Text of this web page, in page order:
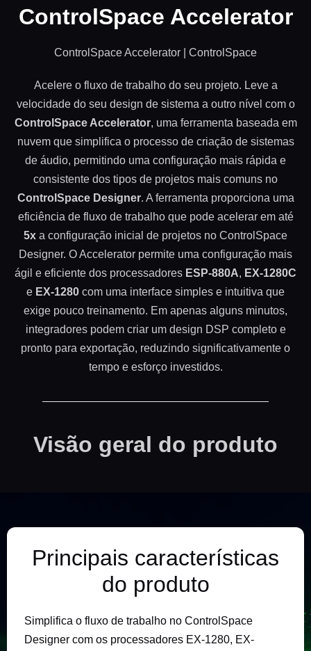
ControlSpace Accelerator
ControlSpace Accelerator | ControlSpace
Acelere o fluxo de trabalho do seu projeto. Leve a
velocidade do seu design de sistema a outro nível com o
ControlSpace Accelerator, uma ferramenta baseada em
nuvem que simplifica o processo de criação de sistemas
de áudio, permitindo uma configuração mais rápida e
consistente dos tipos de projetos mais comuns no
ControlSpace Designer. A ferramenta proporciona uma
eficiência de fluxo de trabalho que pode acelerar em até
5x a configuração inicial de projetos no ControlSpace
Designer. O Accelerator permite uma configuração mais
ágil e eficiente dos processadores ESP-880A, EX-1280C
e EX-1280 com uma interface simples e intuitiva que
exige pouco treinamento. Em apenas alguns minutos,
integradores podem criar um design DSP completo e
pronto para exportação, reduzindo significativamente o
tempo e esforço investidos.
Visão geral do produto
Principais características
do produto
Simplifica o fluxo de trabalho no ControlSpace
Designer com os processadores EX-1280, EX-